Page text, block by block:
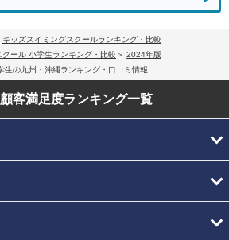
キッズスイミングスクールランキング・比較
ール 小学生ランキング・比較
2024年版
生の九州・沖縄ランキング・口コミ情報
客満足度ランキング一覧